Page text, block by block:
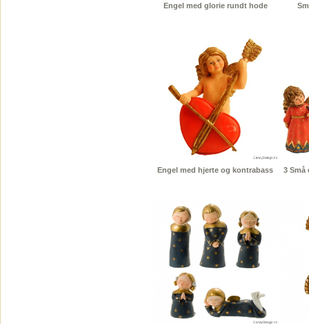
Engel med glorie rundt hode
Engel med hjerte og kontrabass 3 Små